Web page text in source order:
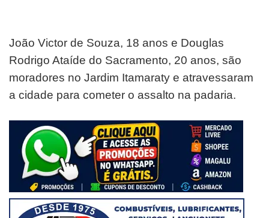
João Victor de Souza, 18 anos e Douglas
Rodrigo Ataíde do Sacramento, 20 anos, são
moradores no Jardim Itamaraty e atravessaram
a cidade para cometer o assalto na padaria.